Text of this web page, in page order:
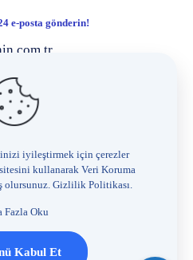
e-posta gönderin!
kanserleri
estetik
Laparoskopi) Cerrahisi
iyileştirmek için çerezler
kullanarak Veri Koruma
olursunuz. Gizlilik Politikası.
Fazla Oku
Kabul Et